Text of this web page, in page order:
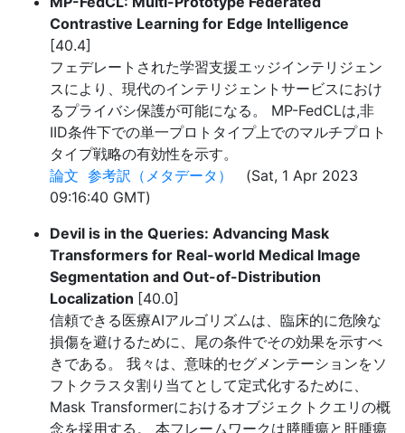
Contrastive Learning for Edge Intelligence
[40.4]
フェデレートされた学習支援エッジインテリジェン
スにより、現代のインテリジェントサービスにおけ
るプライバシ保護が可能になる。 MP-FedCLは,非
IID条件下での単一プロトタイプ上でのマルチプロト
タイプ戦略の有効性を示す。
論文 参考訳（メタデータ）
(Sat, 1 Apr 2023
09:16:40 GMT)
Devil is in the Queries: Advancing Mask
Transformers for Real-world Medical Image
Segmentation and Out-of-Distribution
Localization [40.0]
信頼できる医療AIアルゴリズムは、臨床的に危険な
損傷を避けるために、尾の条件でその効果を示すべ
きである。 我々は、意味的セグメンテーションをソ
フトクラスタ割り当てとして定式化するために、
Mask Transformerにおけるオブジェクトクエリの概
念を採用する。 本フレームワークは膵腫瘍と肝腫瘍